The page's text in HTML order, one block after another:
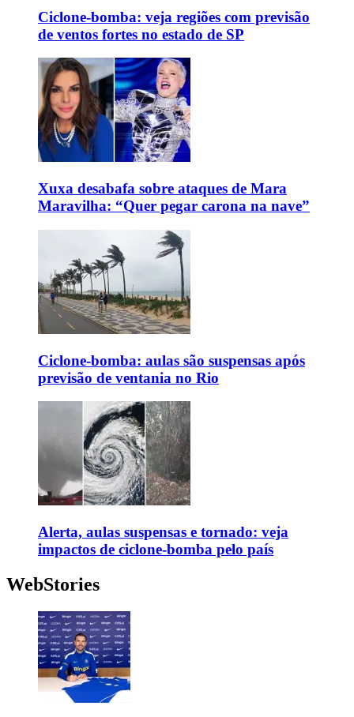
Ciclone-bomba: veja regiões com previsão
de ventos fortes no estado de SP
Xuxa desabafa sobre ataques de Mara
Maravilha: “Quer pegar carona na nave”
Ciclone-bomba: aulas são suspensas após
previsão de ventania no Rio
Alerta, aulas suspensas e tornado: veja
impactos de ciclone-bomba pelo país
WebStories